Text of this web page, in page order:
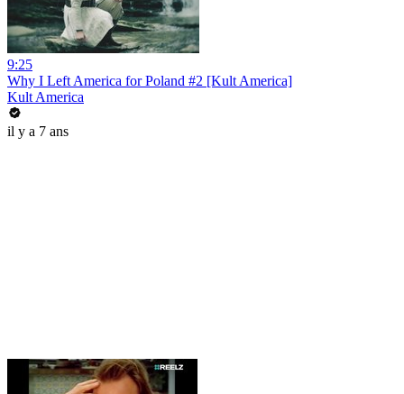
9:25
Why I Left America for Poland #2 [Kult America]
Kult America
il y a 7 ans